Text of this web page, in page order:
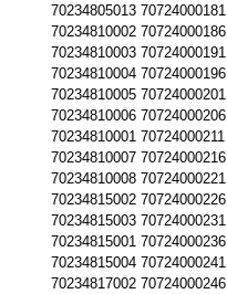
70234805013 70724000181
70234810002 70724000186
70234810003 70724000191
70234810004 70724000196
70234810005 70724000201
70234810006 70724000206
70234810001 70724000211
70234810007 70724000216
70234810008 70724000221
70234815002 70724000226
70234815003 70724000231
70234815001 70724000236
70234815004 70724000241
70234817002 70724000246